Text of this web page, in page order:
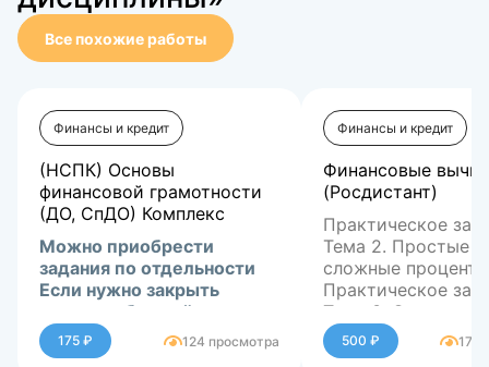
Все похожие работы
Финансы и кредит
(НСПК) Основы
финансовой грамотности
(ДО, СпДО) Комплекс
Можно приобрести
задания по отдельности
Если нужно закрыть
сессию-обращайтесь в
ЛС.175 ₽ 124 просмотра
Финансы и кредит
Финансовые
(Росдистант)
Практическое
Тема 2. Простые и
сложные проценты
Практическое
Тема 3. Оценка
потоков
Практическое
500 ₽ 179